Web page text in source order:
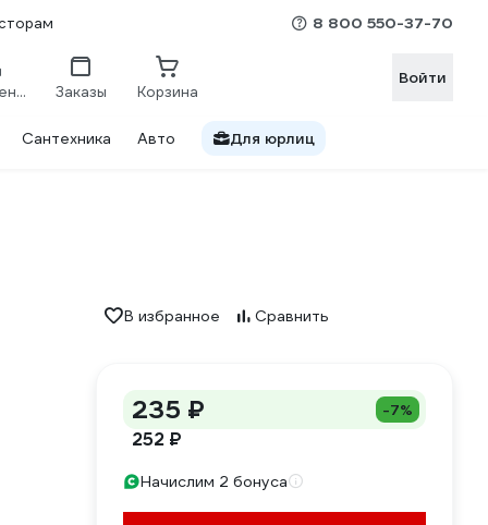
8 800 550-37-70
Сравнение Заказы Корзина
Войти
Сантехника Авто Для юрлиц
В избранное Сравнить
235 ₽ -7%
252 ₽
Начислим 2 бонуса